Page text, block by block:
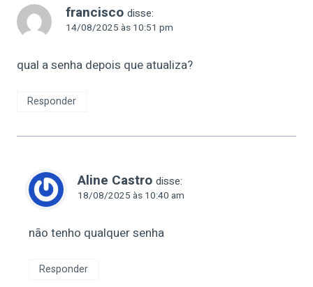
francisco disse:
14/08/2025 às 10:51 pm
qual a senha depois que atualiza?
Responder
Aline Castro disse:
18/08/2025 às 10:40 am
não tenho qualquer senha
Responder